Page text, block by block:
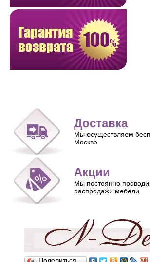
Доставка
Мы осуществляем
Москве
Акции
Мы постоянно
распродажи мебели
Поделиться…